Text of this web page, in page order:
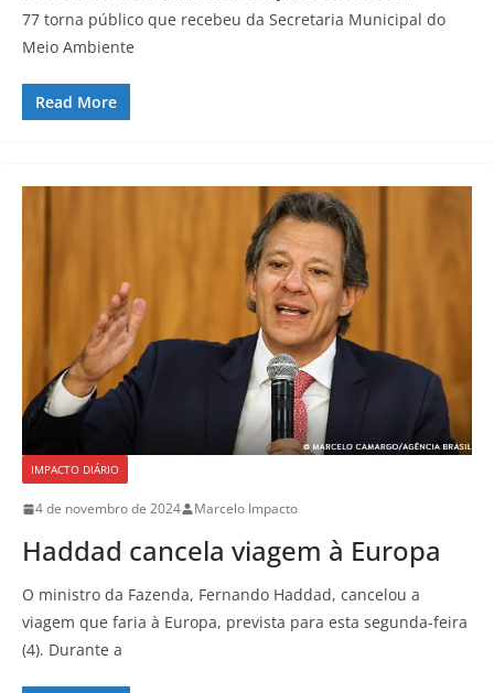
77 torna público que recebeu da Secretaria Municipal do
Meio Ambiente
Read More
IMPACTO DIÁRIO
4 de novembro de 2024 Marcelo Impacto
Haddad cancela viagem à Europa
O ministro da Fazenda, Fernando Haddad, cancelou a
viagem que faria à Europa, prevista para esta segunda-feira
(4). Durante a